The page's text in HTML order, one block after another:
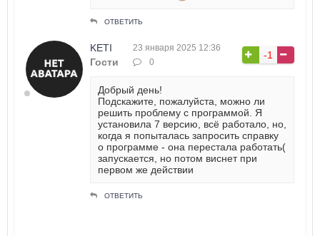
ОТВЕТИТЬ
KETI
Гости
23 января 2025 12:36
0
-1
Добрый день!
Подскажите, пожалуйста, можно ли
решить проблему с программой. Я
установила 7 версию, всё работало, но,
когда я попыталась запросить справку
о программе - она перестала работать(
запускается, но потом виснет при
первом же действии
ОТВЕТИТЬ